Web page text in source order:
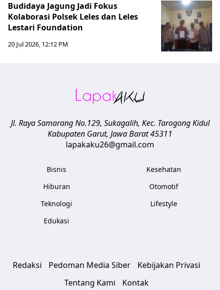
Budidaya Jagung Jadi Fokus
Kolaborasi Polsek Leles dan Leles
Lestari Foundation
20 Jul 2026, 12:12 PM
Jl. Raya Samarang No.129, Sukagalih, Kec. Tarogong Kidul
Kabupaten Garut, Jawa Barat45311
lapakaku26@gmail.com
Bisnis
Hiburan
Teknologi
Edukasi
Kesehatan
Otomotif
Lifestyle
Redaksi Pedoman Media Siber
Kebijakan Privasi
Tentang Kami
Kontak